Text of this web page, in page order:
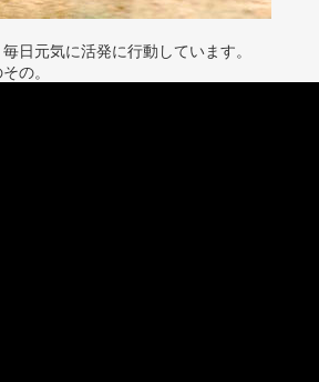
日元気に活発に行動しています。
の。